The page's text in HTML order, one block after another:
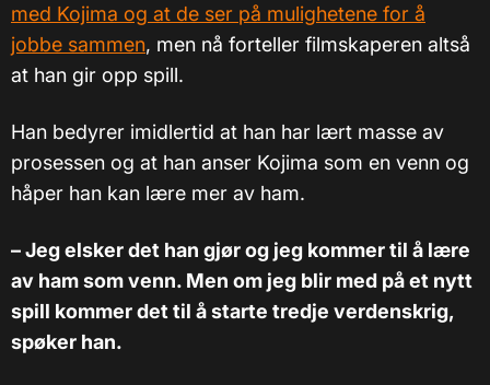
med Kojima og at de ser på mulighetene for å
jobbe sammen, men nå forteller filmskaperen altså
at han gir opp spill.
Han bedyrer imidlertid at han har lært masse av
prosessen og at han anser Kojima som en venn og
håper han kan lære mer av ham.
– Jeg elsker det han gjør og jeg kommer til å lære
av ham som venn. Men om jeg blir med på et nytt
spill kommer det til å starte tredje verdenskrig,
spøker han.